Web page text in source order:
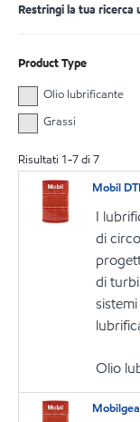
Restringi la tua ricerca
Product Type
Olio lubrificante
Grassi
Risultati 1-7di 7
Mobil
I
di
di
Olio